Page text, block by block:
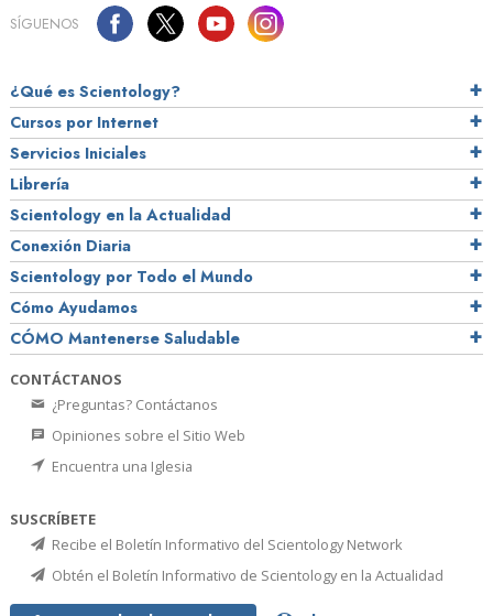
SÍGUENOS
¿Qué es Scientology?
Cursos por Internet
Servicios Iniciales
Librería
Scientology en la Actualidad
Conexión Diaria
Scientology por Todo el Mundo
Cómo Ayudamos
CÓMO Mantenerse Saludable
CONTÁCTANOS
¿Preguntas? Contáctanos
Opiniones sobre el Sitio Web
Encuentra una Iglesia
SUSCRÍBETE
Recibe el Boletín Informativo del Scientology Network
Obtén el Boletín Informativo de Scientology en la Actualidad